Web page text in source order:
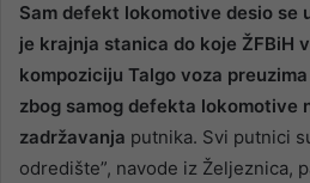
Sam defekt lokomotive desio se
je krajnja stanica do koje ŽFBiH
kompoziciju Talgo voza
zbog samog defekta lokomotive
zadržavanja putnika. Svi putnici
odredište”, navode iz Željeznica,